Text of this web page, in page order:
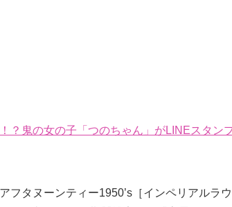
？鬼の女の子「つのちゃん」がLINEスタン
フタヌーンティー1950’s［インペリアルラ